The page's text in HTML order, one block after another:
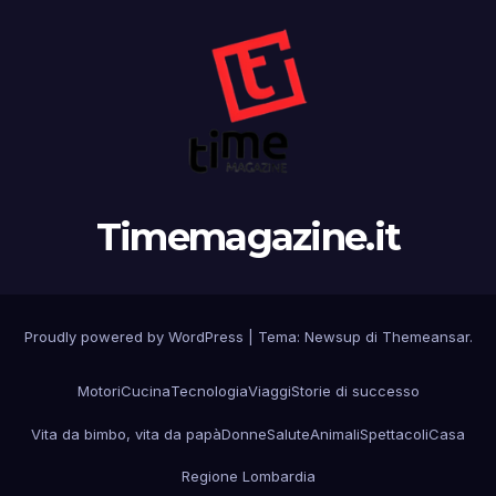
Timemagazine.it
Proudly powered by WordPress Tema: Newsup di Themeansar.
MotoriCucinaTecnologiaViaggiStorie di successo
Vita da bimbo, vita da papàDonneSaluteAnimaliSpettacoliCasa
Regione Lombardia